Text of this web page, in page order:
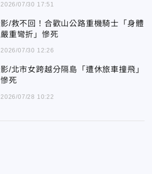
2026/07/30 17:51
影/救不回！合歡山公路重機騎士「身體
嚴重彎折」慘死
2026/07/30 12:26
影/北市女跨越分隔島「遭休旅車撞飛」
慘死
2026/07/28 10:22